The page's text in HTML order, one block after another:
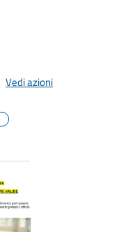
Vedi azioni